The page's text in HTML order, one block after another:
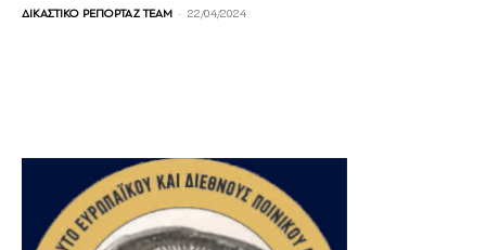
ΔΙΚΑΣΤΙΚΟ ΡΕΠΟΡΤΑΖ TEAM - 22/04/2024